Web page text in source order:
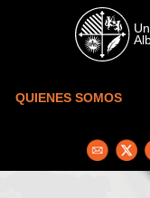
Skip to main content
QUIENES SOMOS